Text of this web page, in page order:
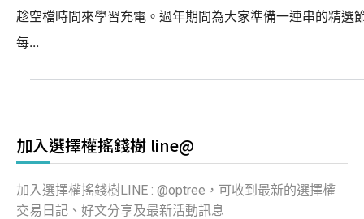
趁空檔時間來學習充電。過年期間為大家準備一連串的精
每...
加入選擇權搖錢樹 line@
加入選擇權搖錢樹LINE : @optree，可收到最新的選擇權
交易日記、好文分享及最新活動訊息